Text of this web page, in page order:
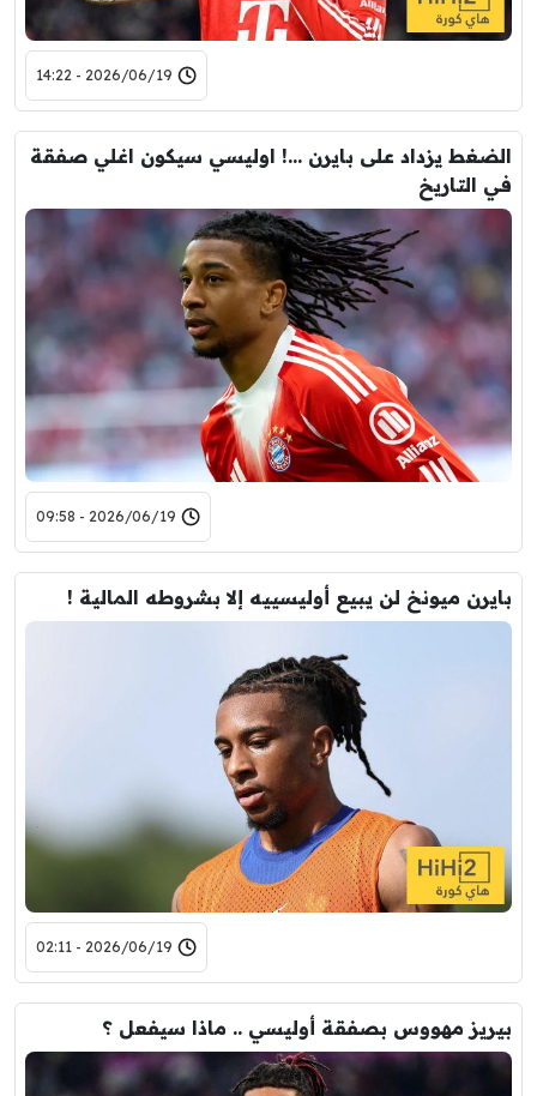
2026/06/19 - 14:22
الضغط يزداد على بايرن …! اوليسي سيكون اغلي صفقة
في التاريخ
2026/06/19 - 09:58
بايرن ميونخ لن يبيع أوليسييه إلا بشروطه المالية !
2026/06/19 - 02:11
بيريز مهووس بصفقة أوليسي .. ماذا سيفعل ؟